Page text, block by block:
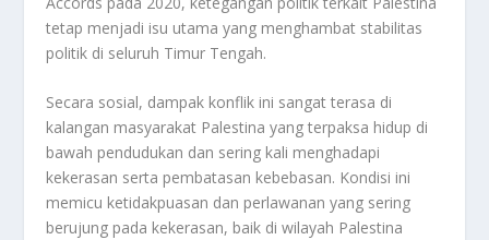
tetap menjadi isu utama yang menghambat stabilitas
politik di seluruh Timur Tengah.
Secara sosial, dampak konflik ini sangat terasa di
kalangan masyarakat Palestina yang terpaksa hidup di
bawah pendudukan dan sering kali menghadapi
kekerasan serta pembatasan kebebasan. Kondisi ini
memicu ketidakpuasan dan perlawanan yang sering
berujung pada kekerasan, baik di wilayah Palestina